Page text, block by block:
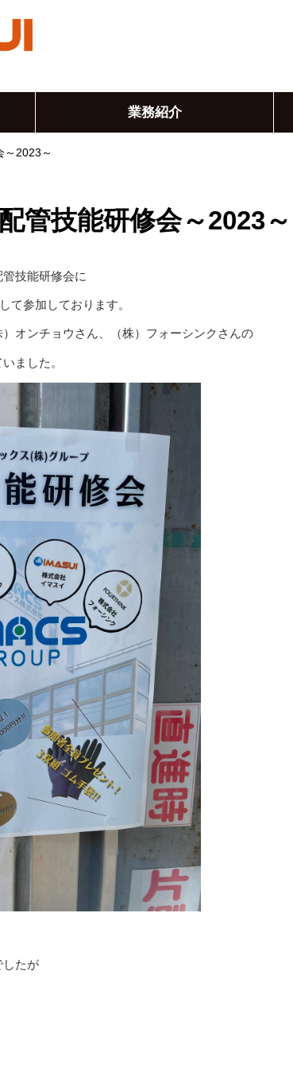
業務紹介
～2023～
配管技能研修会～2023～
技能研修会に
て参加しております。
オンチョウさん、（株）フォーシンクさんの
ました。
したが